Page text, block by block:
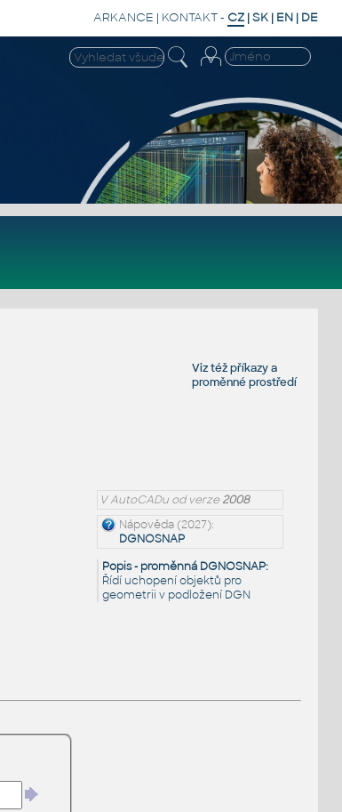
ARKANCE | KONTAKT- CZ |SK | EN | DE
Viz téžpříkazya
proměnné prostředí
V AutoCADu od verze2008
Nápověda (2027):
DGNOSNAP
Popis - proměnná DGNOSNAP:
Řídí uchopení objektů pro
geometrii v podložení DGN